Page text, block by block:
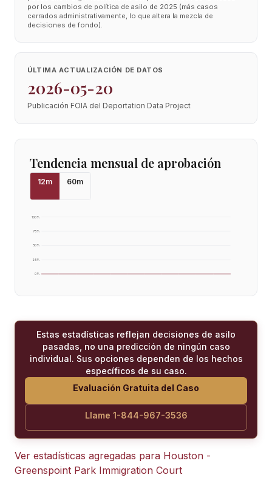
por los cambios de política de asilo de 2025 (más casos
cerrados administrativamente, lo que altera la mezcla de
decisiones de fondo).
ÚLTIMA ACTUALIZACIÓN DE DATOS
2026-05-20
Publicación FOIA del Deportation Data Project
Tendencia mensual de aprobación
12m 60m
0%
25%
50%
75%
100%
Estas estadísticas reflejan decisiones de asilo
pasadas, no una predicción de ningún caso
individual. Sus opciones dependen de los hechos
específicos de su caso.
Evaluación Gratuita del Caso
Llame 1-844-967-3536
Ver estadísticas agregadas para Houston -
Greenspoint Park Immigration Court